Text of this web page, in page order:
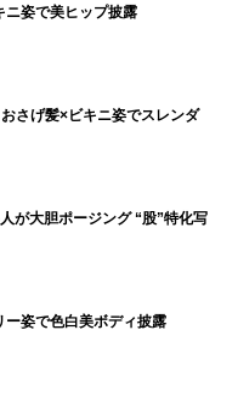
ニ姿で美ヒップ披露
さげ髪×ビキニ姿でスレンダ
が大胆ポージング “股”特化写
姿で色白美ボディ披露